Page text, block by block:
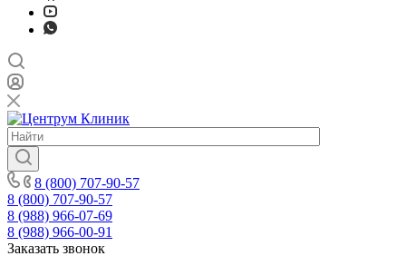
8 (800) 707-90-57
8 (800) 707-90-57
8 (988) 966-07-69
8 (988) 966-00-91
Заказать звонок